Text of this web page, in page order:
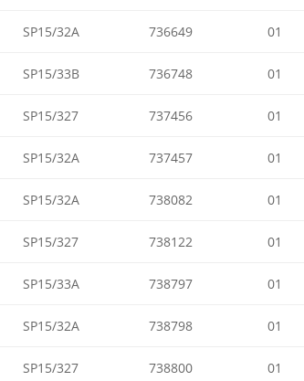
SP15/32A 736649 01
SP15/33B 736748 01
SP15/327 737456 01
SP15/32A 737457 01
SP15/32A 738082 01
SP15/327 738122 01
SP15/33A 738797 01
SP15/32A 738798 01
SP15/327 738800 01